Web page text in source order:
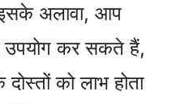
इसके अलावा, आप
उपयोग कर सकते हैं,
को लाभ होता